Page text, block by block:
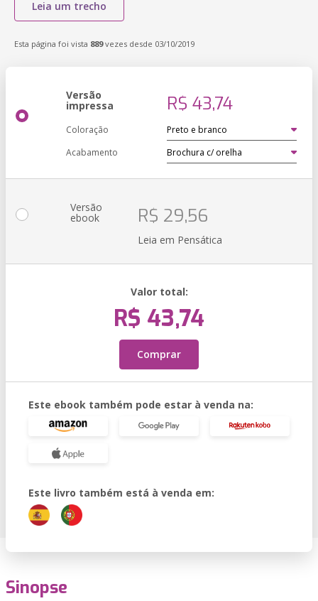
Leia um trecho
Esta página foi vista 889vezes desde 03/10/2019
Versão
impressa R$ 43,74
Coloração
Acabamento
Versão
ebook R$ 29,56
Leia em Pensática
Valor total:
R$ 43,74
Comprar
Este ebook também pode estar à venda na:
Este livro também está à venda em:
Sinopse